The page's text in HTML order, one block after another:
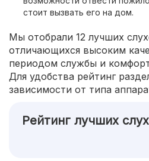
стоит вызвать его на дом.
Мы отобрали 12 лучших
отличающихся высоким
периодом службы и
Для удобства рейтинг
зависимости от типа
Рейтинг лучших